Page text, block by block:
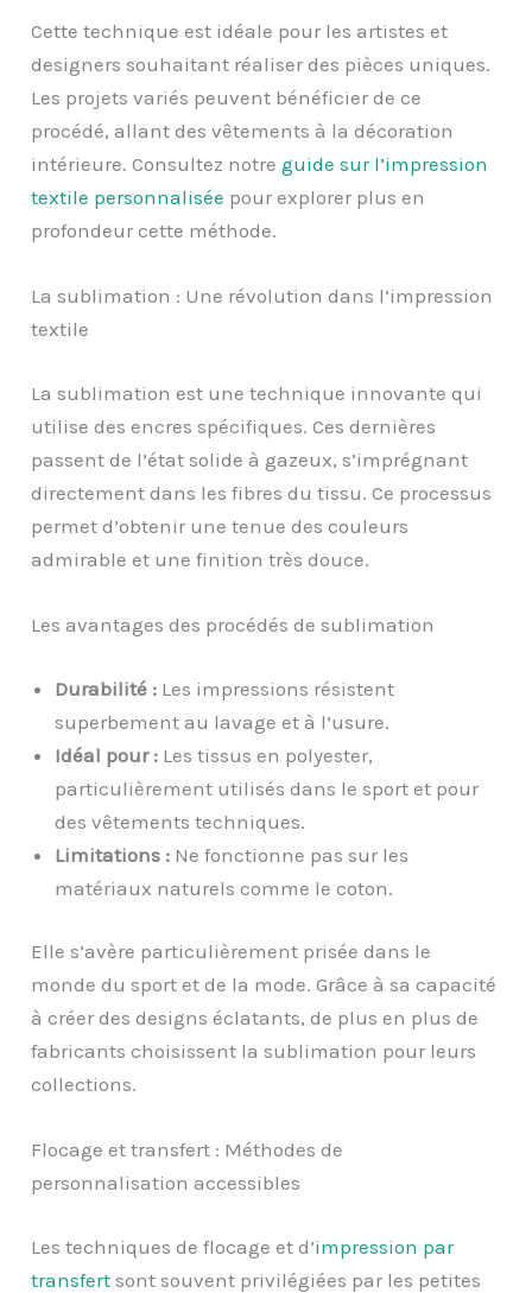
Cette technique est idéale pour les artistes et
designers souhaitant réaliser des pièces uniques.
Les projets variés peuvent bénéficier de ce
procédé, allant des vêtements à la décoration
intérieure. Consultez notreguide sur l’impression
textile personnalisée pour explorer plus en
profondeur cette méthode.
La sublimation : Une révolution dans l’impression
textile
La sublimation est une technique innovante qui
utilise des encres spécifiques. Ces dernières
passent de l’état solide à gazeux, s’imprégnant
directement dans les fibres du tissu. Ce processus
permet d’obtenir une tenue des couleurs
admirable et une finition très douce.
Les avantages des procédés de sublimation
Durabilité : Les impressions résistent
superbement au lavage et à l’usure.
Idéal pour : Les tissus en polyester,
particulièrement utilisés dans le sport et pour
des vêtements techniques.
Limitations : Ne fonctionne pas sur les
matériaux naturels comme le coton.
Elle s’avère particulièrement prisée dans le
monde du sport et de la mode. Grâce à sa capacité
à créer des designs éclatants, de plus en plus de
fabricants choisissent la sublimation pour leurs
collections.
Flocage et transfert : Méthodes de
personnalisation accessibles
Les techniques de flocage et d’impression par
transfert sont souvent privilégiées par les petites